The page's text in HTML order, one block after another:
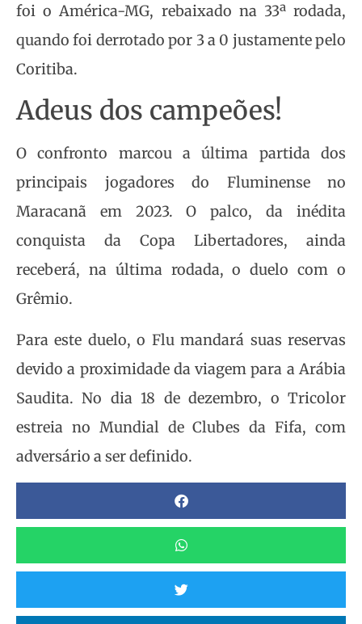
foi o América-MG, rebaixado na 33ª rodada,
quando foi derrotado por 3 a 0 justamente pelo
Coritiba.
Adeus dos campeões!
O confronto marcou a última partida dos
principais jogadores do Fluminense no
Maracanã em 2023. O palco, da inédita
conquista da Copa Libertadores, ainda
receberá, na última rodada, o duelo com o
Grêmio.
Para este duelo, o Flu mandará suas reservas
devido a proximidade da viagem para a Arábia
Saudita. No dia 18 de dezembro, o Tricolor
estreia no Mundial de Clubes da Fifa, com
adversário a ser definido.